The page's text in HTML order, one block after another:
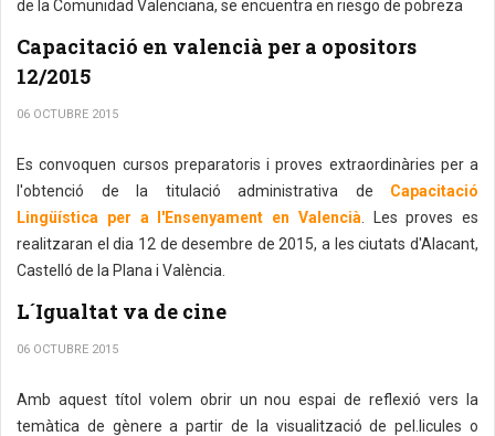
de la Comunidad Valenciana, se encuentra en riesgo de pobreza
Capacitació en valencià per a opositors
12/2015
06 OCTUBRE 2015
Es convoquen cursos preparatoris i proves extraordinàries per a
l'obtenció de la titulació administrativa de Capacitació
Lingüística per a l'Ensenyament en Valencià . Les proves es
realitzaran el dia 12 de desembre de 2015, a les ciutats d'Alacant,
Castelló de la Plana i València.
L´Igualtat va de cine
06 OCTUBRE 2015
Amb aquest títol volem obrir un nou espai de reflexió vers la
temàtica de gènere a partir de la visualització de pel.licules o